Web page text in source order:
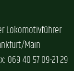
Lokomotivführer
Main
069 40 57 09-21 29